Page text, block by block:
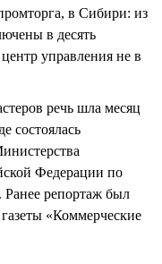
в Сибири: из
в десять
управления не в
речь шла месяц
состоялась
Федерации по
Ранее репортаж был
«Коммерческие